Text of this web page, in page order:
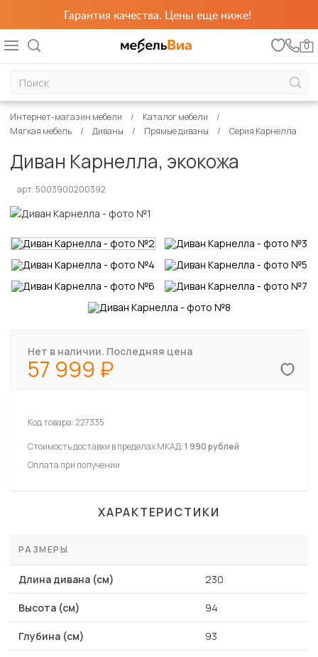
Гарантия качества. Цены еще ниже!
0
Интернет-магазин мебели
Каталог мебели
Мягкая мебель
Диваны Прямые диваны Серия Карнелла
Диван Карнелла, экокожа
арт. 5003900200392
Нет в наличии. Последняя цена
57 999
Код товара:227335
Стоимость доставки в пределах МКАД:1 990 рублей
Оплата при получении
ХАРАКТЕРИСТИКИ
РАЗМЕРЫ
Длина дивана (см) 230
Высота (см) 94
Глубина (см) 93